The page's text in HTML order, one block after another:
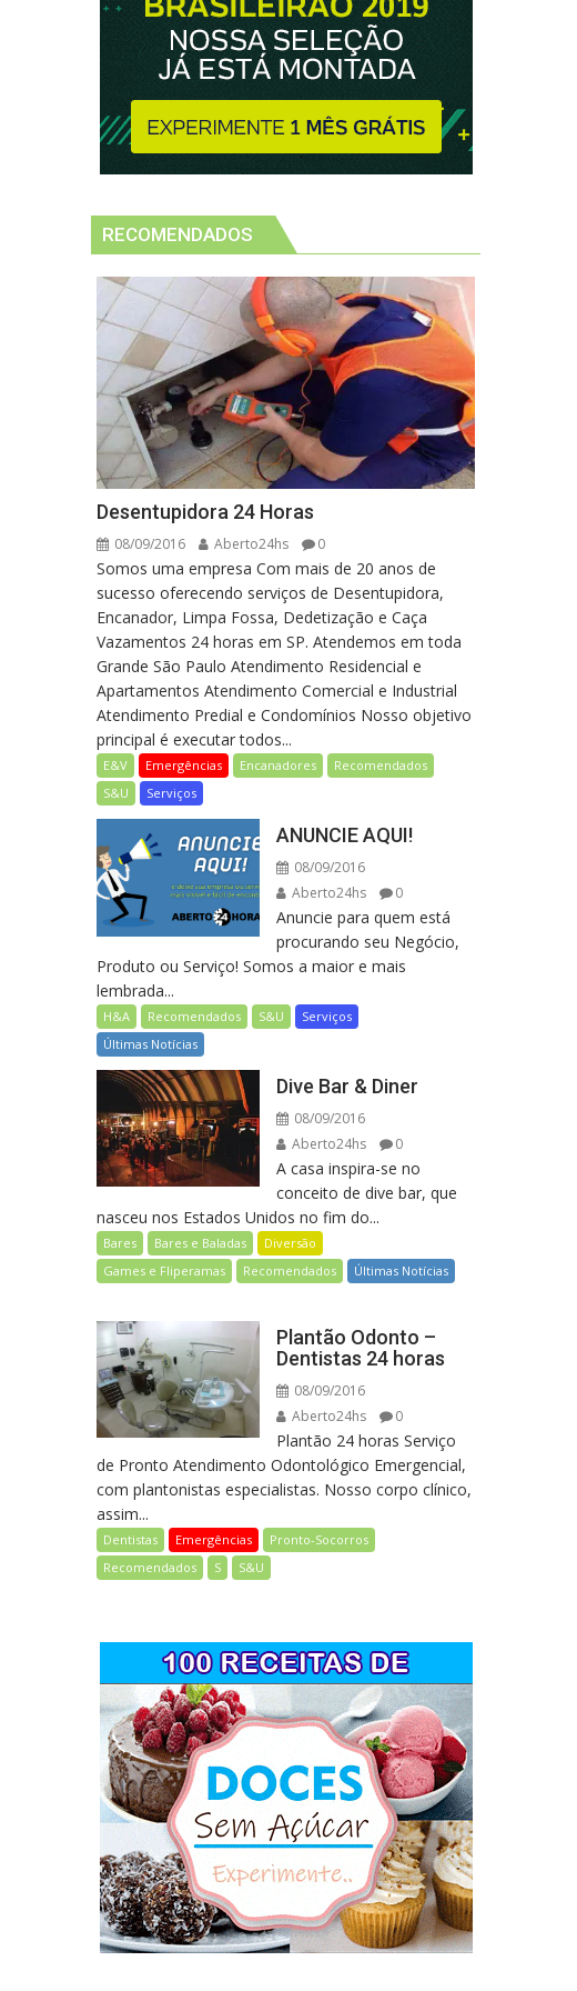
RECOMENDADOS
Desentupidora 24 Horas
08/09/2016 Aberto24hs 0
Somos uma empresa Com mais de 20 anos de
sucesso oferecendo serviços de Desentupidora,
Encanador, Limpa Fossa, Dedetização e Caça
Vazamentos 24 horas em SP. Atendemos em toda
Grande São Paulo Atendimento Residencial e
Apartamentos Atendimento Comercial e Industrial
Atendimento Predial e Condomínios Nosso objetivo
principal é executar todos...
E&V Emergências Encanadores
Recomendados
S&U
Serviços
ANUNCIE AQUI!
08/09/2016
Aberto24hs
0
Anuncie para quem está
procurando seu Negócio,
Produto ou Serviço! Somos a maior e mais
lembrada...
H&A Recomendados S&U
Serviços
Últimas Notícias
Dive Bar & Diner
08/09/2016
Aberto24hs
0
A casa inspira-se no
conceito de dive bar, que
nasceu nos Estados Unidos no fim do...
Bares Bares e Baladas
Diversão
Games e Fliperamas
Recomendados Últimas Notícias
Plantão Odonto –
Dentistas 24 horas
08/09/2016
Aberto24hs
0
Plantão 24 horas Serviço
de Pronto Atendimento Odontológico Emergencial,
com plantonistas especialistas. Nosso corpo clínico,
assim...
Dentistas Emergências
Pronto-Socorros
Recomendados
S S&U